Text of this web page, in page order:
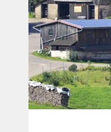
shop
fragen & hilfe
unterstützen
abo
genossenschaft